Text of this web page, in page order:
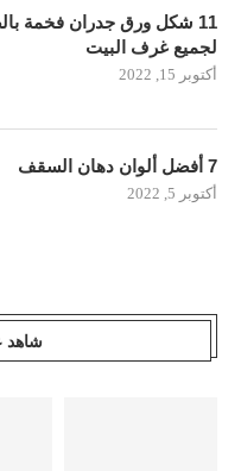
11 شكل ورق جدران فخمة
لجميع غرف البيت
أكتوبر 15, 2022
7 أفضل ألوان دهان السقف
أكتوبر 5, 2022
شاهد